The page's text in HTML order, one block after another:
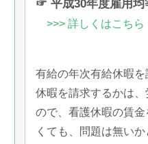
☞ 平成30年度雇用均
>>> 詳しくはこちら
有給の年次有給休暇
休暇を請求するかは
ので、看護休暇の賃
くても、問題は無いか